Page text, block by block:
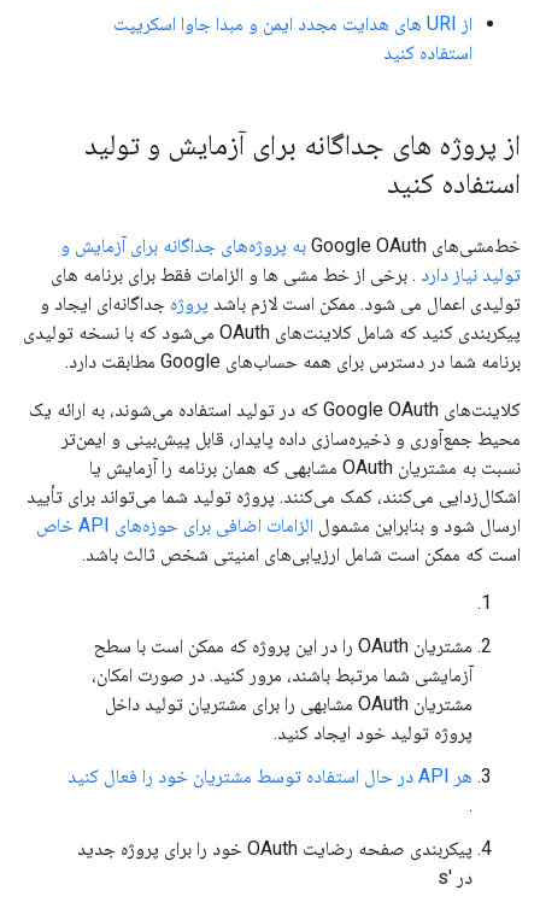
از URI های هدایت مجدد ایمن و مبدا جاوا اسکریپت
استفاده کنید
از پروژه های جداگانه برای آزمایش و تولید
استفاده کنید
خط‌مشی‌های Google OAuth
به پروژه‌های جداگانه برای آزمایش و
تولید نیاز دارد . برخی از خط مشی ها و الزامات فقط برای برنامه های
تولیدی اعمال می شود. ممکن است لازم باشد پروژه جداگانه‌ای ایجاد و
پیکربندی کنید که شامل کلاینت‌های OAuth می‌شود که با نسخه تولیدی
برنامه شما در دسترس برای همه حساب‌های Google مطابقت دارد.
کلاینت‌های Google OAuth که در تولید استفاده می‌شوند، به ارائه یک
محیط جمع‌آوری و ذخیره‌سازی داده پایدار، قابل پیش‌بینی و ایمن‌تر
نسبت به مشتریان OAuth مشابهی که همان برنامه را آزمایش یا
اشکال‌زدایی می‌کنند، کمک می‌کنند. پروژه تولید شما می‌تواند برای تأیید
ارسال شود و بنابراین مشمول الزامات اضافی برای حوزه‌های API خاص
است که ممکن است شامل ارزیابی‌های امنیتی شخص ثالث باشد.
مشتریان OAuth را در این پروژه که ممکن است با سطح
آزمایشی شما مرتبط باشند، مرور کنید. در صورت امکان،
مشتریان OAuth مشابهی را برای مشتریان تولید داخل
پروژه تولید خود ایجاد کنید.
هر API در حال استفاده توسط مشتریان خود را فعال کنید
.
پیکربندی صفحه رضایت OAuth خود را برای پروژه جدید
در 's